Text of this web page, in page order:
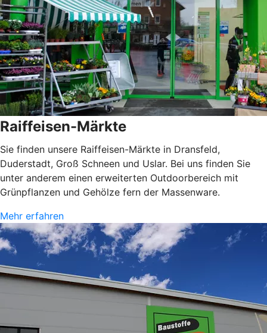
Raiffeisen-Märkte
Sie finden unsere Raiffeisen-Märkte in Dransfeld,
Duderstadt, Groß Schneen und Uslar. Bei uns finden Sie
unter anderem einen erweiterten Outdoorbereich mit
Grünpflanzen und Gehölze fern der Massenware.
Mehr erfahren